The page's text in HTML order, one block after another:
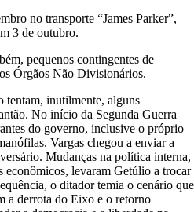
no transporte “James Parker”,
3 de outubro.
pequenos contingentes de
Órgãos Não Divisionários.
tentam, inutilmente,alguns
. No início da Segunda Guerra
do governo, inclusive o próprio
Vargas chegou a enviar a
. Mudanças na política interna,
econômicos, levaram Getúlio a trocar
,o ditador temia o cenário que
a derrota do Eixo e o retorno